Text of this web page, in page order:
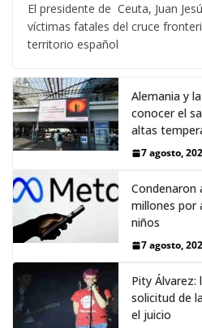
El presidente de Ceuta, Juan
víctimas fatales del cruce
territorio español
Alemania y
conocer el
altas
7 agosto,
Condenaron
millones por
niños
7 agosto,
Pity Álvarez:
solicitud de
el juicio